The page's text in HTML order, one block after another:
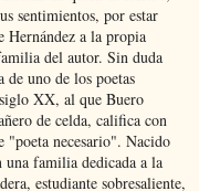
sentimientos, por estar
Hernández a la propia
del autor. Sin duda
de uno de los poetas
XX, al que Buero
de celda, califica con
"poeta necesario". Nacido
una familia dedicada a la
estudiante sobresaliente,